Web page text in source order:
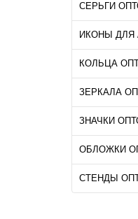
СЕРЬГИ
ИКОНЫ ДЛЯ
КОЛЬЦА
ЗЕРКАЛА
ЗНАЧКИ
ОБЛОЖКИ
СТЕНДЫ